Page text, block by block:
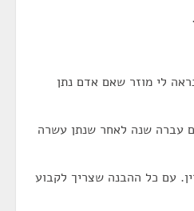
לי מוזר שאם אדם נתן
עברה שנה לאחר שנתן עשרה
עם כל ההבנה שצריך לקבוע